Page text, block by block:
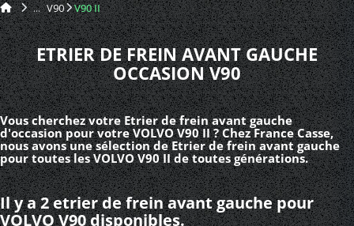
V90 V90 II
ETRIER DE FREIN AVANT GAUCHE
OCCASION V90
Vous cherchez votre Etrier de frein avant gauche
d'occasion pour votre VOLVO V90 II ? Chez France Casse,
nous avons une sélection de Etrier de frein avant gauche
pour toutes les VOLVO V90 II de toutes générations.
Il y a 2 etrier de frein avant gauche pour
VOLVO V90 disponibles.